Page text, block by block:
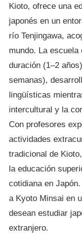
Kioto, ofrece una
japonés en un
río Tenjingawa,
mundo. La
duración (1–2
semanas),
lingüísticas
intercultural y la
Con profesores
actividades
tradicional de
la educación
cotidiana en
a Kyoto Minsai en
desean estudiar
extranjero.